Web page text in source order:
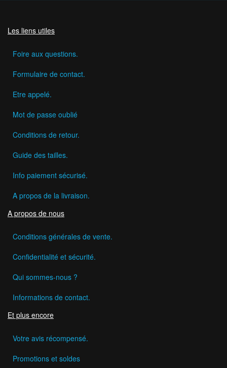
Les liens utiles
Foire aux questions.
Formulaire de contact.
Etre appelé.
Mot de passe oublié
Conditions de retour.
Guide des tailles.
Info paiement sécurisé.
A propos de la livraison.
A propos de nous
Conditions générales de vente.
Confidentialité et sécurité.
Qui sommes-nous ?
Informations de contact.
Et plus encore
Votre avis récompensé.
Promotions et soldes